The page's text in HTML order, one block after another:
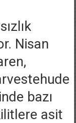
Nisan
bazı
asit